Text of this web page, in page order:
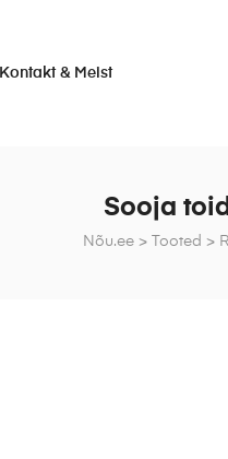
Kontakt & Meist
Nõu.ee> Tooted >
Sooja